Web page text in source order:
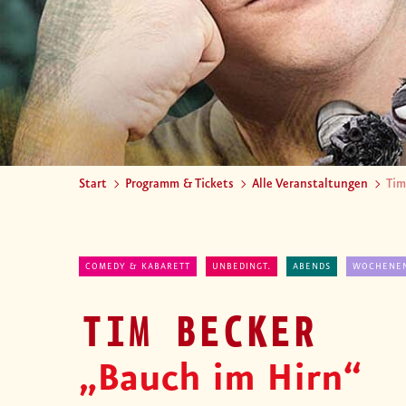
Start Programm & Tickets Alle Veranstaltungen
COMEDY & KABARETT UNBEDINGT. ABENDS
TIM BECKER
„Bauch im Hirn“